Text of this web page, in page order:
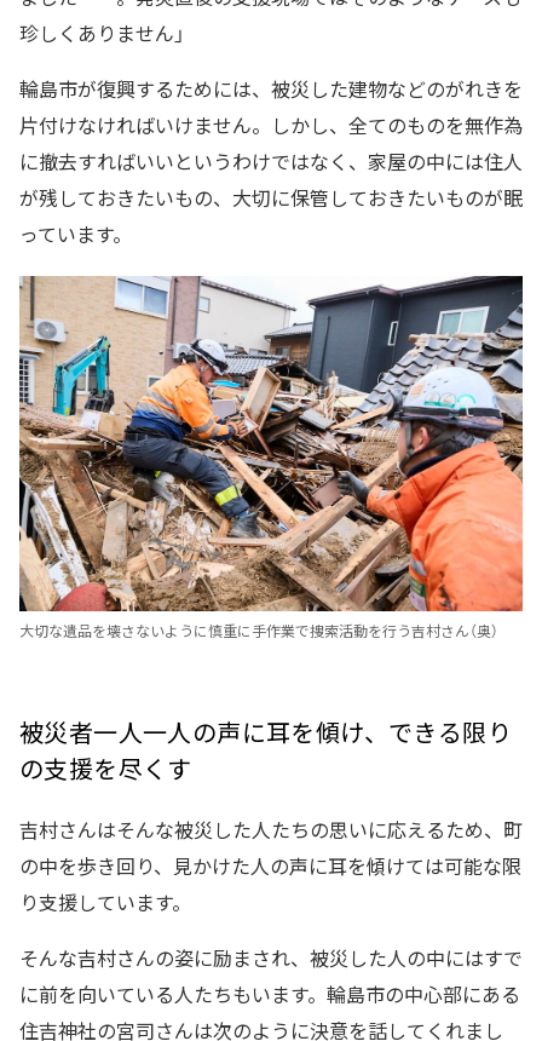
珍しくありません」
輪島市が復興するためには、被災した建物などのがれきを
片付けなければいけません。しかし、全てのものを無作為
に撤去すればいいというわけではなく、家屋の中には住人
が残しておきたいもの、大切に保管しておきたいものが眠
っています。
大切な遺品を壊さないように慎重に手作業で捜索活動を行う吉村さん（奥）
被災者一人一人の声に耳を傾け、できる限り
の支援を尽くす
吉村さんはそんな被災した人たちの思いに応えるため、町
の中を歩き回り、見かけた人の声に耳を傾けては可能な限
り支援しています。
そんな吉村さんの姿に励まされ、被災した人の中にはすで
に前を向いている人たちもいます。輪島市の中心部にある
住吉神社の宮司さんは次のように決意を話してくれまし